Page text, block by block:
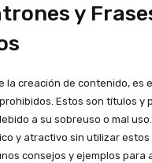
y
la creación de contenido, es
Estos son títulos y
a su sobreuso o mal
y atractivo sin utilizar estos
consejos y ejemplos para